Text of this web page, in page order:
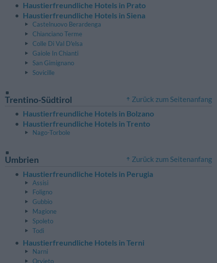
Haustierfreundliche Hotels in Prato
Haustierfreundliche Hotels in Siena
Castelnuovo Berardenga
Chianciano Terme
Colle Di Val D'elsa
Gaiole In Chianti
San Gimignano
Sovicille
Trentino-Südtirol Zurück zum Seitenanfang
Haustierfreundliche Hotels in Bolzano
Haustierfreundliche Hotels in Trento
Nago-Torbole
Umbrien Zurück zum Seitenanfang
Haustierfreundliche Hotels in Perugia
Assisi
Foligno
Gubbio
Magione
Spoleto
Todi
Haustierfreundliche Hotels in Terni
Narni
Orvieto